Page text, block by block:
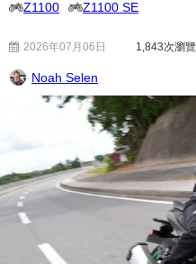
Z1100 Z1100 SE
2026年07月06日 1,843次瀏覽
Noah Selen